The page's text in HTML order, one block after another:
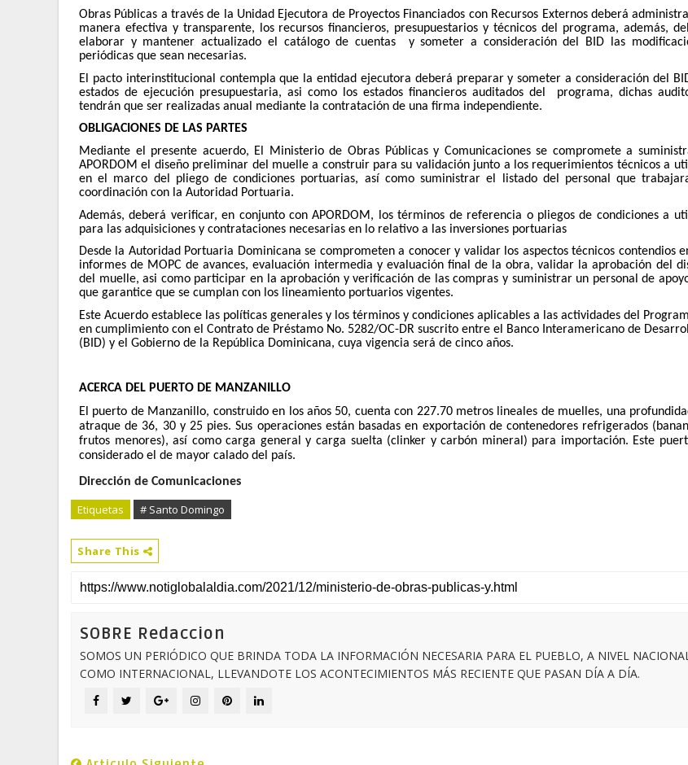
Obras Públicas a través de la Unidad Ejecutora de Proyectos Financiados con Recursos Externos deberá
manera efectiva y transparente, los recursos financieros, presupuestarios y técnicos del programa, además,
elaborar y mantener actualizado el catálogo de cuentas y someter a consideración del BID las
periódicas que sean necesarias.
El pacto interinstitucional contempla que la entidad ejecutora deberá preparar y someter a consideración del
estados de ejecución presupuestaria, asi como los estados financieros auditados del programa, dichas
tendrán que ser realizadas anual mediante la contratación de una firma independiente.
OBLIGACIONES DE LAS PARTES
Mediante el presente acuerdo, El Ministerio de Obras Públicas y Comunicaciones se compromete a
APORDOM el diseño preliminar del muelle a construir para su validación junto a los requerimientos técnicos a
en el marco del pliego de condiciones portuarias, así como suministrar el listado del personal que
coordinación con la Autoridad Portuaria.
Además, deberá verificar, en conjunto con APORDOM, los términos de referencia o pliegos de condiciones a
para las adquisiciones y contrataciones necesarias en lo relativo a las inversiones portuarias
Desde la Autoridad Portuaria Dominicana se comprometen a conocer y validar los aspectos técnicos contendios
informes de MOPC de avances, evaluación intermedia y evaluación final de la obra, validar la aprobación del
del muelle, asi como participar en la aprobación y verificación de las compras y suministrar un personal de
que garantice que se cumplan con los lineamiento portuarios vigentes.
Este Acuerdo establece las políticas generales y los términos y condiciones aplicables a las actividades del
en cumplimiento con el Contrato de Préstamo No. 5282/OC-DR suscrito entre el Banco Interamericano de
(BID) y el Gobierno de la República Dominicana, cuya vigencia será de cinco años.
ACERCA DEL PUERTO DE MANZANILLO
El puerto de Manzanillo, construido en los años 50, cuenta con 227.70 metros lineales de muelles, una
atraque de 36, 30 y 25 pies. Sus operaciones están basadas en exportación de contenedores refrigerados
frutos menores), así como carga general y carga suelta (clinker y carbón mineral) para importación. Este
considerado el de mayor calado del país.
Dirección de Comunicaciones
Etiquetas # Santo Domingo
Share This
SOBRE Redaccion
SOMOS UN PERIÓDICO QUE BRINDA TODA LA INFORMACIÓN NECESARIA PARA EL PUEBLO, A NIVEL
COMO INTERNACIONAL, LLEVANDOTE LOS ACONTECIMIENTOS MÁS RECIENTE QUE PASAN DÍA A DÍA.